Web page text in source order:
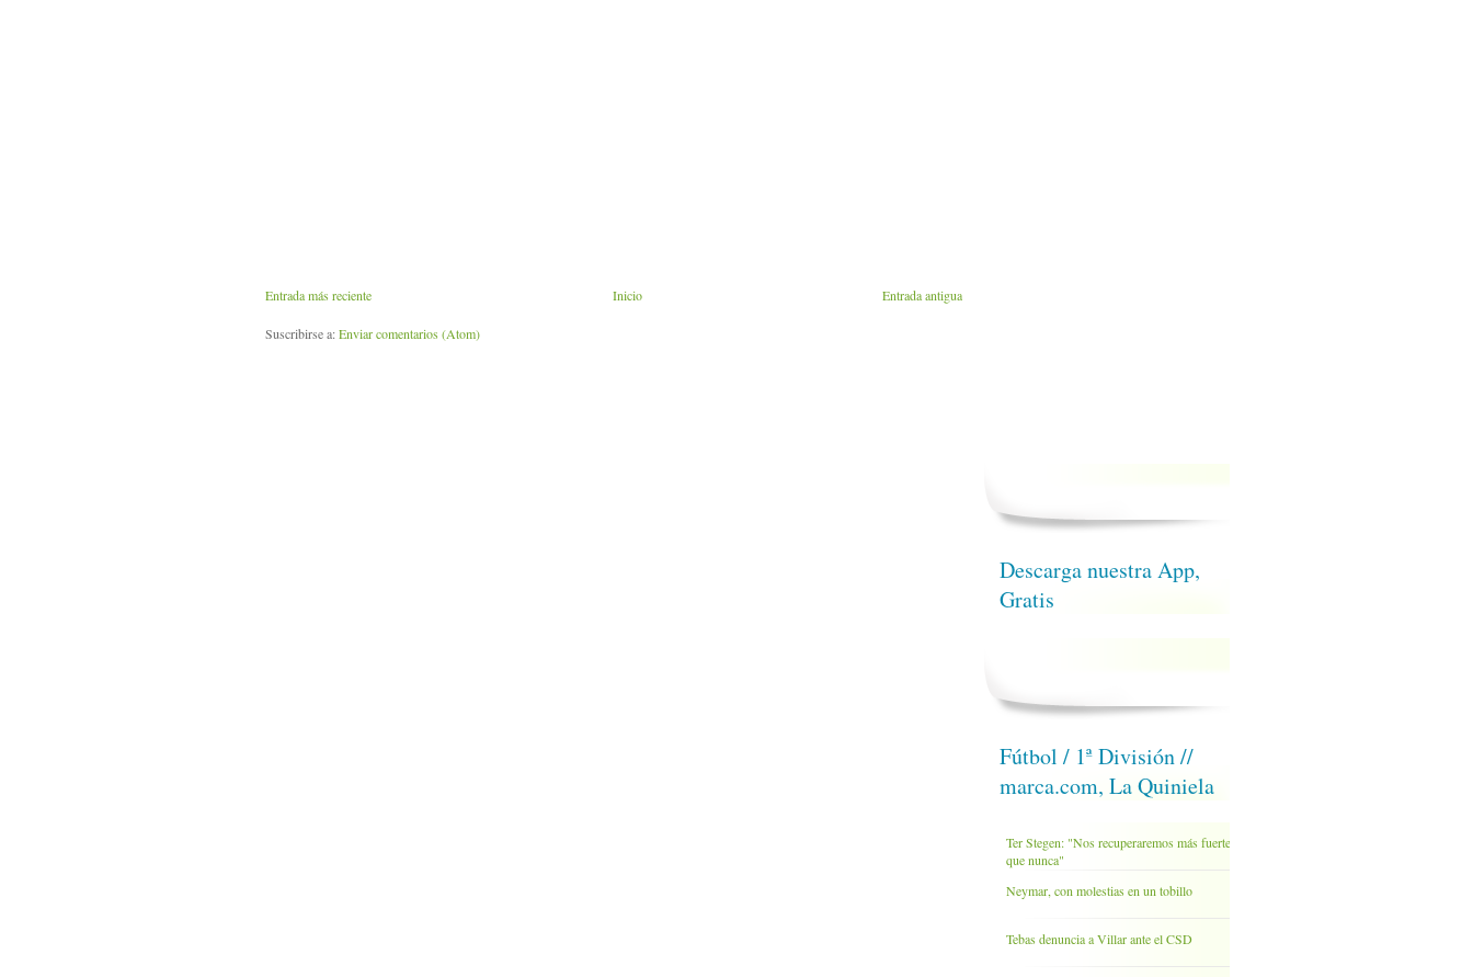
Entrada más reciente Entrada antigua
Inicio
Suscribirse a:Enviar comentarios (Atom)
Descarga nuestra App,
Gratis
Fútbol / 1ª División //
marca.com, La Quiniela
Ter Stegen: "Nos recuperaremos más fuertes
que nunca"
Neymar, con molestias en un tobillo
Tebas denuncia a Villar ante el CSD